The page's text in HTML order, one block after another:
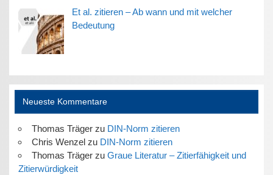
Et al. zitieren – Ab wann und mit welcher
Bedeutung
Neueste Kommentare
Thomas Trägerzu DIN-Norm zitieren
Chris Wenzelzu DIN-Norm zitieren
Thomas Trägerzu Graue Literatur – Zitierfähigkeit und
Zitierwürdigkeit